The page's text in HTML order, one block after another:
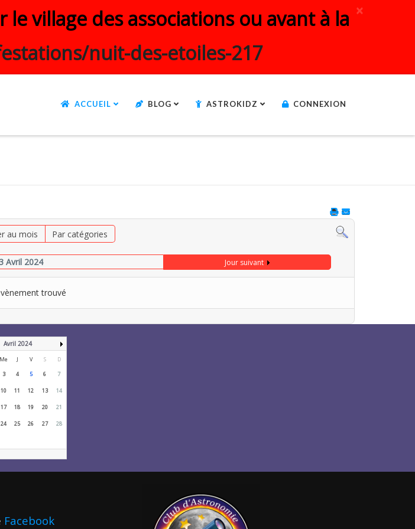
×
village des associations ou avant à la
nuit-des-etoiles-217
ACCUEIL BLOG ASTROKIDZ CONNEXION
au mois Par catégories
Avril 2024 Jour suivant
trouvé
Avril 2024
Me J V S
D
3 4 5 6 7
10 11 12 13 14
17 18 19 20 21
24 25 26 27 28
Facebook